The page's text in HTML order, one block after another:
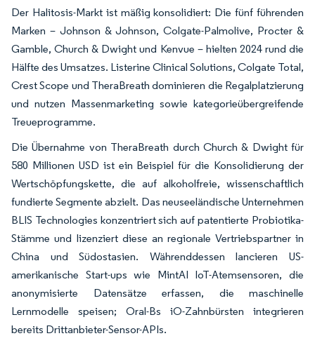
Der Halitosis-Markt ist mäßig konsolidiert: Die fünf führenden
Marken – Johnson & Johnson, Colgate-Palmolive, Procter &
Gamble, Church & Dwight und Kenvue – hielten 2024 rund die
Hälfte des Umsatzes. Listerine Clinical Solutions, Colgate Total,
Crest Scope und TheraBreath dominieren die Regalplatzierung
und nutzen Massenmarketing sowie kategorieübergreifende
Treueprogramme.
Die Übernahme von TheraBreath durch Church & Dwight für
580 Millionen USD ist ein Beispiel für die Konsolidierung der
Wertschöpfungskette, die auf alkoholfreie, wissenschaftlich
fundierte Segmente abzielt. Das neuseeländische Unternehmen
BLIS Technologies konzentriert sich auf patentierte Probiotika-
Stämme und lizenziert diese an regionale Vertriebspartner in
China und Südostasien. Währenddessen lancieren US-
amerikanische Start-ups wie MintAI IoT-Atemsensoren, die
anonymisierte Datensätze erfassen, die maschinelle
Lernmodelle speisen; Oral-Bs iO-Zahnbürsten integrieren
bereits Drittanbieter-Sensor-APIs.